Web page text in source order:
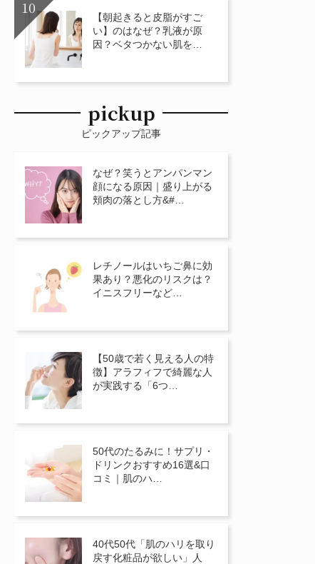
【朝起きると皮脂がすご
い】のはなぜ？乳液が原
因？ベタつかない肌を…
pickup
ピックアップ記事
なぜ？笑うとアンパンマン
顔になる原因｜盛り上がる
頬肉の落とし方&#…
レチノールはいちご鼻に効
果あり？悪化のリスクは？
イニスフリーなど…
【50歳で若く見える人の特
徴】アラフィフで綺麗な人
が実践する「6つ…
50代のたるみに！サプリ・
ドリンクおすすめ16選&口
コミ｜肌のハ…
40代50代「肌のハリを取り
戻す化粧品が欲しい」人